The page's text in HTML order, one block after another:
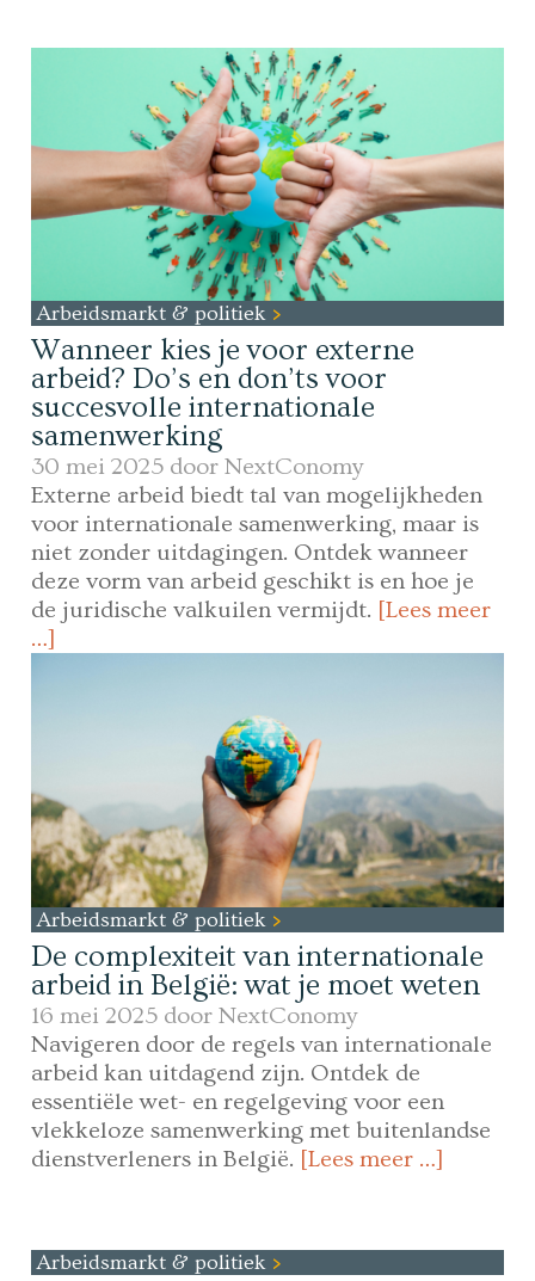
Arbeidsmarkt & politiek
Wanneer kies je voor externe
arbeid? Do’s en don’ts voor
succesvolle internationale
samenwerking
30 mei 2025 doorNextConomy
Externe arbeid biedt tal van mogelijkheden
voor internationale samenwerking, maar is
niet zonder uitdagingen. Ontdek wanneer
deze vorm van arbeid geschikt is en hoe je
de juridische valkuilen vermijdt. [Lees meer
…]
Arbeidsmarkt & politiek
De complexiteit van internationale
arbeid in België: wat je moet weten
16 mei 2025 doorNextConomy
Navigeren door de regels van internationale
arbeid kan uitdagend zijn. Ontdek de
essentiële wet- en regelgeving voor een
vlekkeloze samenwerking met buitenlandse
dienstverleners in België. [Lees meer …]
Arbeidsmarkt & politiek